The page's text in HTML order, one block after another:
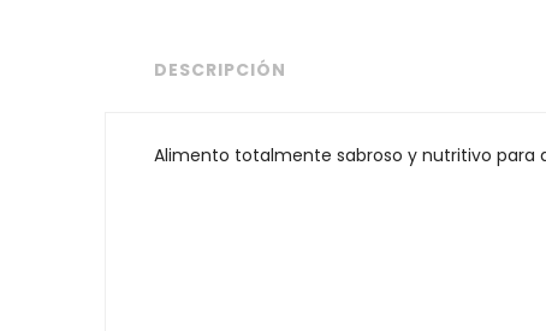
DESCRIPCIÓN
Alimento totalmente sabroso y nutritivo para